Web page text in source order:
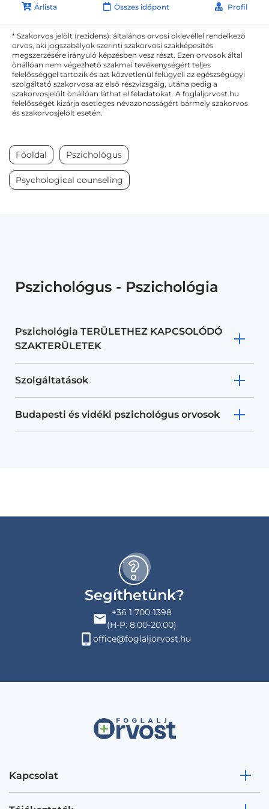
Árlista Összes időpont Profil
* Szakorvos jelölt (rezidens): általános orvosi oklevéllel rendelkező
orvos, aki jogszabályok szerinti szakorvosi szakképesítés
megszerzésére irányuló képzésben vesz részt. Ezen orvosok által
önállóan nem végezhető szakmai tevékenységért teljes
felelősséggel tartozik és azt közvetlenül felügyeli az egészségügyi
szolgáltató szakorvosa az első részvizsgáig, utána pedig a
szakorvosjelölt önállóan láthat el feladatokat. A foglaljorvost.hu
felelősségét kizárja esetleges névazonosságért bármely szakorvos
és szakorvosjelölt esetén.
Főoldal Pszichológus
Psychological counseling
Pszichológus - Pszichológia
Pszichológia TERÜLETHEZ KAPCSOLÓDÓ
SZAKTERÜLETEK
Szolgáltatások
Budapesti és vidéki pszichológus orvosok
Segíthetünk?
+36 1 700-1398
(H-P: 8:00-20:00)
office@foglaljorvost.hu
Kapcsolat